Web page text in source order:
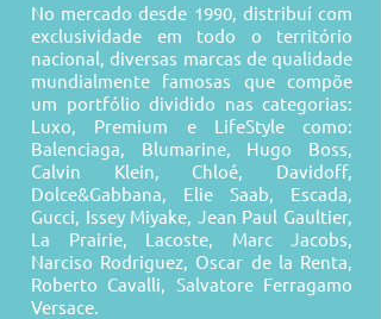
No mercado desde 1990, distribuí com
exclusividade em todo o território
nacional, diversas marcas de qualidade
mundialmente famosas que compõe
um portfólio dividido nas categorias:
Luxo, Premium e LifeStyle como:
Balenciaga, Blumarine, Hugo Boss,
Calvin Klein, Chloé, Davidoff,
Dolce&Gabbana, Elie Saab, Escada,
Gucci, Issey Miyake, Jean Paul Gaultier,
La Prairie, Lacoste, Marc Jacobs,
Narciso Rodriguez, Oscar de la Renta,
Roberto Cavalli, Salvatore Ferragamo
Versace.